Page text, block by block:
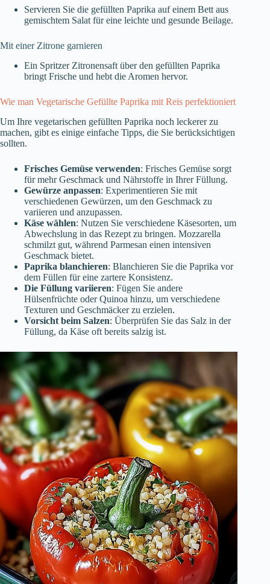
Servieren Sie die gefüllten Paprika auf einem Bett aus
gemischtem Salat für eine leichte und gesunde Beilage.
Mit einer Zitrone garnieren
Ein Spritzer Zitronensaft über den gefüllten Paprika
bringt Frische und hebt die Aromen hervor.
Wie man Vegetarische Gefüllte Paprika mit Reis perfektioniert
Um Ihre vegetarischen gefüllten Paprika noch leckerer zu
machen, gibt es einige einfache Tipps, die Sie berücksichtigen
sollten.
Frisches Gemüse verwenden: Frisches Gemüse sorgt
für mehr Geschmack und Nährstoffe in Ihrer Füllung.
Gewürze anpassen: Experimentieren Sie mit
verschiedenen Gewürzen, um den Geschmack zu
variieren und anzupassen.
Käse wählen: Nutzen Sie verschiedene Käsesorten, um
Abwechslung in das Rezept zu bringen. Mozzarella
schmilzt gut, während Parmesan einen intensiven
Geschmack bietet.
Paprika blanchieren: Blanchieren Sie die Paprika vor
dem Füllen für eine zartere Konsistenz.
Die Füllung variieren: Fügen Sie andere
Hülsenfrüchte oder Quinoa hinzu, um verschiedene
Texturen und Geschmäcker zu erzielen.
Vorsicht beim Salzen: Überprüfen Sie das Salz in der
Füllung, da Käse oft bereits salzig ist.